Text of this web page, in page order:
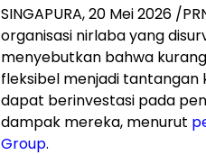
SINGAPURA,20 Mei 2026 /
organisasi nirlaba yang
menyebutkan bahwa
fleksibel menjadi tantangan
dapat berinvestasi pada
dampak mereka, menurut
Group.